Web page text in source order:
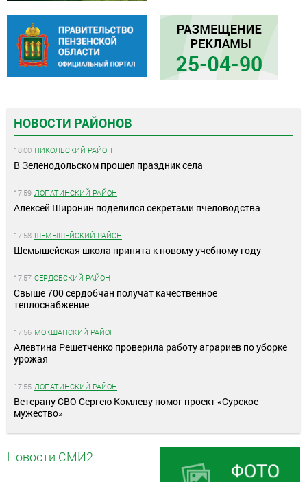
НОВОСТИ РАЙОНОВ
18:00 НИКОЛЬСКИЙ РАЙОН
В Зеленодольском прошел праздник села
17:59 ЛОПАТИНСКИЙ РАЙОН
Алексей Широнин поделился секретами пчеловодства
17:58 ШЕМЫШЕЙСКИЙ РАЙОН
Шемышейская школа принята к новому учебному году
17:57 СЕРДОБСКИЙ РАЙОН
Свыше 700 сердобчан получат качественное
теплоснабжение
17:56 МОКШАНСКИЙ РАЙОН
Алевтина Решетченко проверила работу аграриев по уборке
урожая
17:55 ЛОПАТИНСКИЙ РАЙОН
Ветерану СВО Сергею Комлеву помог проект «Сурское
мужество»
Новости СМИ2